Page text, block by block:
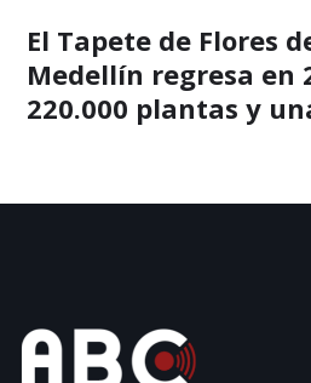
El Tapete de Flores
Medellín regresa en
220.000 plantas y